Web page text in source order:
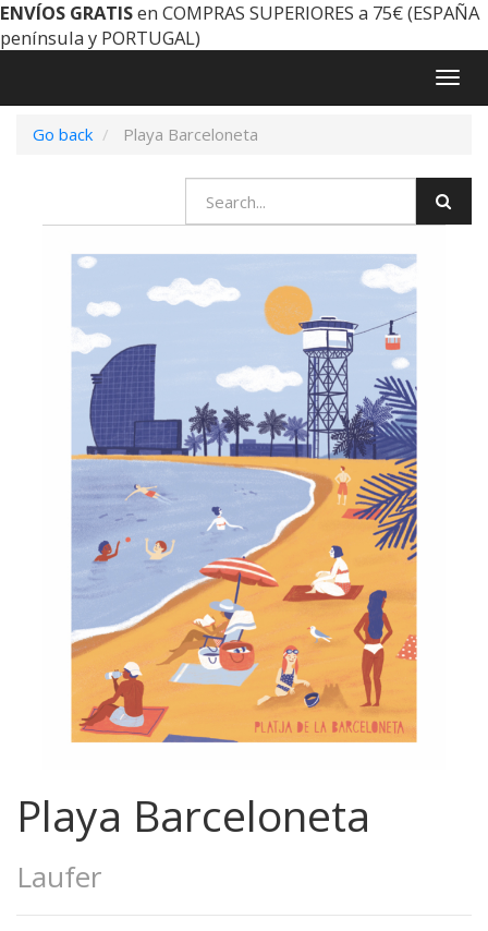
ENVÍOS GRATISen COMPRAS SUPERIORES a 75€ (ESPAÑA
península y PORTUGAL)
Go back
Playa Barceloneta
Playa Barceloneta
Laufer